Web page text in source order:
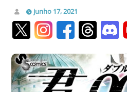
junho 17, 2021